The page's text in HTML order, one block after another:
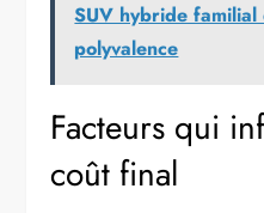
SUV hybride
polyvalence
Facteurs qui
coût final